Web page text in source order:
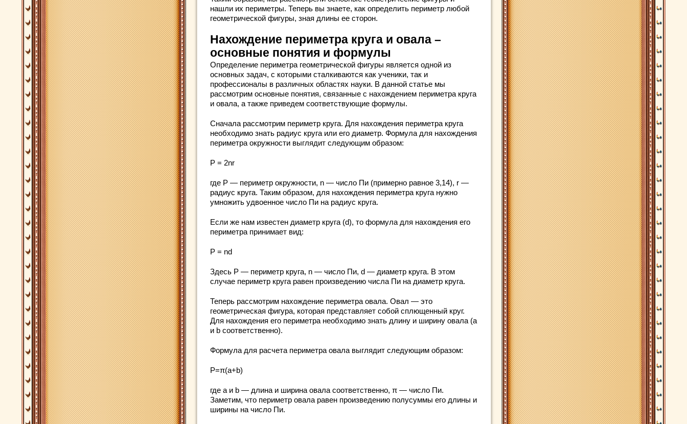
нашли их периметры. Теперь вы знаете, как определить периметр любой
геометрической фигуры, зная длины ее сторон.
Нахождение периметра круга и овала –
основные понятия и формулы
Определение периметра геометрической фигуры является одной из
основных задач, с которыми сталкиваются как ученики, так и
профессионалы в различных областях науки. В данной статье мы
рассмотрим основные понятия, связанные с нахождением периметра круга
и овала, а также приведем соответствующие формулы.
Сначала рассмотрим периметр круга. Для нахождения периметра круга
необходимо знать радиус круга или его диаметр. Формула для нахождения
периметра окружности выглядит следующим образом:
P = 2nr
где P — периметр окружности, n — число Пи (примерно равное 3,14), r —
радиус круга. Таким образом, для нахождения периметра круга нужно
умножить удвоенное число Пи на радиус круга.
Если же нам известен диаметр круга (d), то формула для нахождения его
периметра принимает вид:
P = nd
Здесь P — периметр круга, n — число Пи, d — диаметр круга. В этом
случае периметр круга равен произведению числа Пи на диаметр круга.
Теперь рассмотрим нахождение периметра овала. Овал — это
геометрическая фигура, которая представляет собой сплющенный круг.
Для нахождения его периметра необходимо знать длину и ширину овала (a
и b соответственно).
Формула для расчета периметра овала выглядит следующим образом:
P=π(a+b)
где a и b — длина и ширина овала соответственно, π — число Пи.
Заметим, что периметр овала равен произведению полусуммы его длины и
ширины на число Пи.